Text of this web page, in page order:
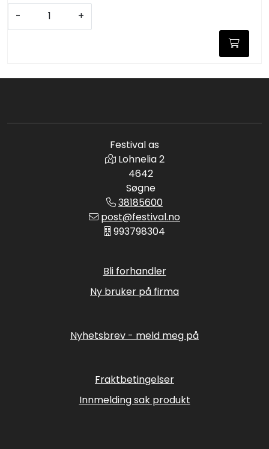
-
+
Festival as
Lohnelia 2
4642
Søgne
38185600
post@festival.no
993798304
Bli forhandler
Ny bruker på firma
Nyhetsbrev - meld meg på
Fraktbetingelser
Innmelding sak produkt